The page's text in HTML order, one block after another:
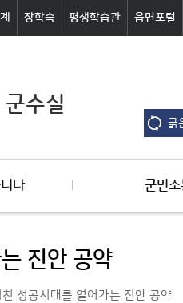
장학숙 평생학습관 읍면포털
군수실
굵
다 군민소
진안 공약
성공시대를 열어가는 진안 공약